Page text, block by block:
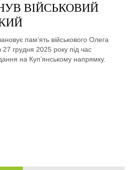
ВІЙСЬКОВИЙ
пам’ять військового Олега
27 грудня 2025 року під час
на Куп’янському напрямку.